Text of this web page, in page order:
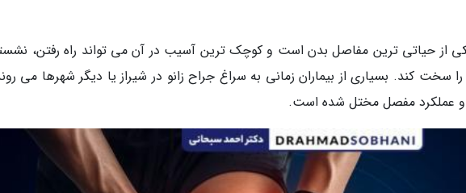
یکی از حیاتی ترین مفاصل بدن است و کوچک ترین آسیب در آن می تواند راه رفتن،
سخت کند. بسیاری از بیماران زمانی به سراغ جراح زانو در شیراز یا دیگر شهرها می
و عملکرد مفصل مختل شده است.